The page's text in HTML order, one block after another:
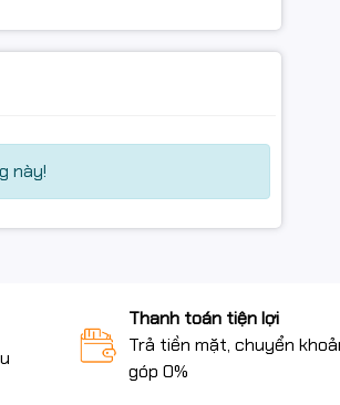
này!
Thanh toán tiện lợi
Trả tiền mặt, chuyển
góp 0%